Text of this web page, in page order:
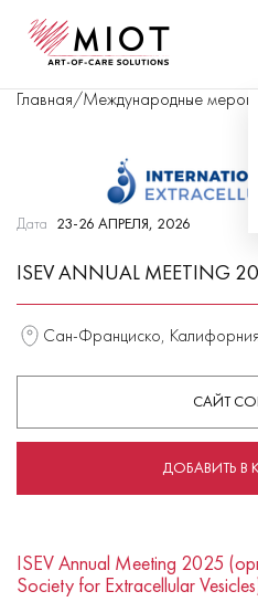
Главная/Международные
Дата 23-26 АПРЕЛЯ, 2026
ISEV ANNUAL MEETING
Сан-Франциско,
САЙТ
ДОБАВИТЬ В
ISEV Annual Meeting 2025
Society for Extracellular